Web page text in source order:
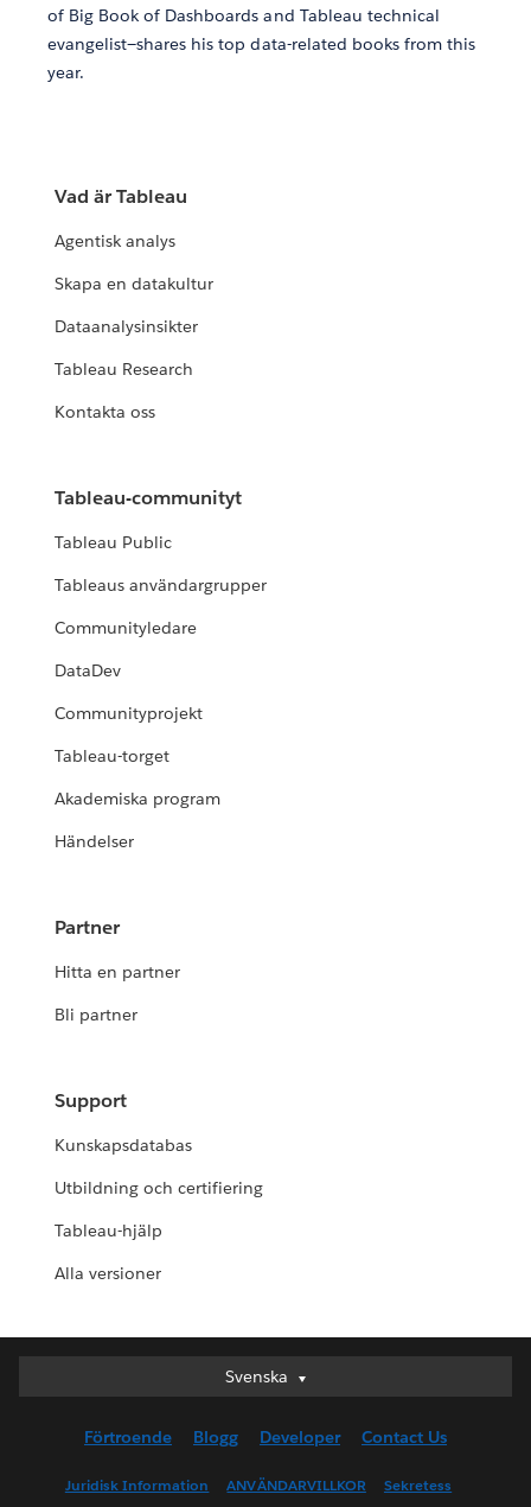
of Big Book of Dashboards and Tableau technical
evangelist—shares his top data-related books from this
year.
Vad är Tableau
Agentisk analys
Skapa en datakultur
Dataanalysinsikter
Tableau Research
Kontakta oss
Tableau-communityt
Tableau Public
Tableaus användargrupper
Communityledare
DataDev
Communityprojekt
Tableau-torget
Akademiska program
Händelser
Partner
Hitta en partner
Bli partner
Support
Kunskapsdatabas
Utbildning och certifiering
Tableau-hjälp
Alla versioner
Svenska
Svenska
English (UK)
English (US)
Förtroende Blogg Developer Contact Us
Juridisk Information ANVÄNDARVILLKOR Sekretess